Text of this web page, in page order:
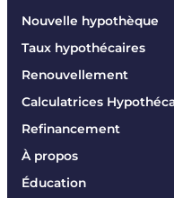
Nouvelle hypothèque
Taux hypothécaires
Renouvellement
Calculatrices
Refinancement
À propos
Éducation